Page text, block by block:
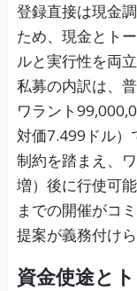
登録直接は現金
ため、現金とト
ルと実行性を両立
私募の内訳は、
ワラント
対価7.499ドル）
制約を踏まえ、
増）後に行使可
までの開催がコ
提案が義務付けら
資金使途と